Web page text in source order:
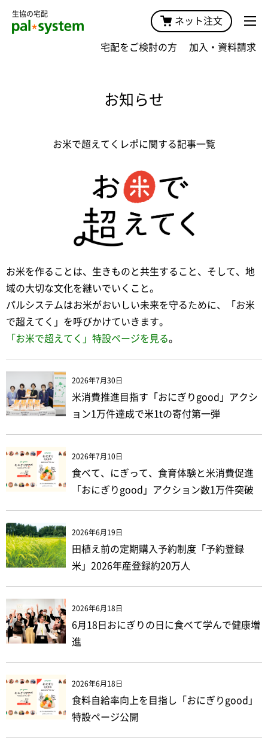
生協の宅配
ネット注文
宅配をご検討の方 加入・資料請求
お知らせ
お米で超えてくレポに関する記事一覧
お米を作ることは、生きものと共生すること、そして、地
域の大切な文化を継いでいくこと。
パルシステムはお米がおいしい未来を守るために、「お米
で超えてく」を呼びかけていきます。
「お米で超えてく」特設ページを見る。
2026年7月30日
米消費推進目指す「おにぎりgood」アクシ
ョン1万件達成で米1tの寄付第一弾
2026年7月10日
食べて、にぎって、食育体験と米消費促進
「おにぎりgood」アクション数1万件突破
2026年6月19日
田植え前の定期購入予約制度「予約登録
米」2026年産登録約20万人
2026年6月18日
6月18日おにぎりの日に食べて学んで健康増
進
2026年6月18日
食料自給率向上を目指し「おにぎりgood」
特設ページ公開